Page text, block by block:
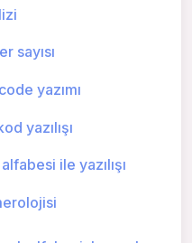
sayısı
yazımı
yazılışı
ile yazılışı